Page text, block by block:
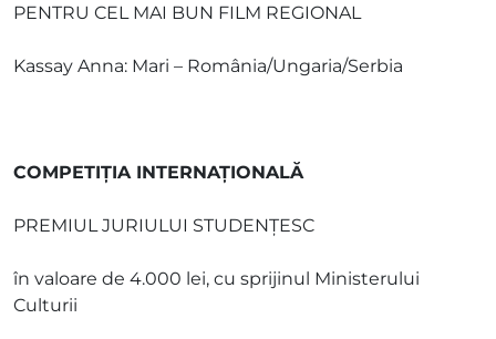
PENTRU CEL MAI BUN FILM REGIONAL
Kassay Anna: Mari – România/Ungaria/Serbia
COMPETIȚIA INTERNAȚIONALĂ
PREMIUL JURIULUI STUDENȚESC
în valoare de 4.000 lei, cu sprijinul Ministerului
Culturii